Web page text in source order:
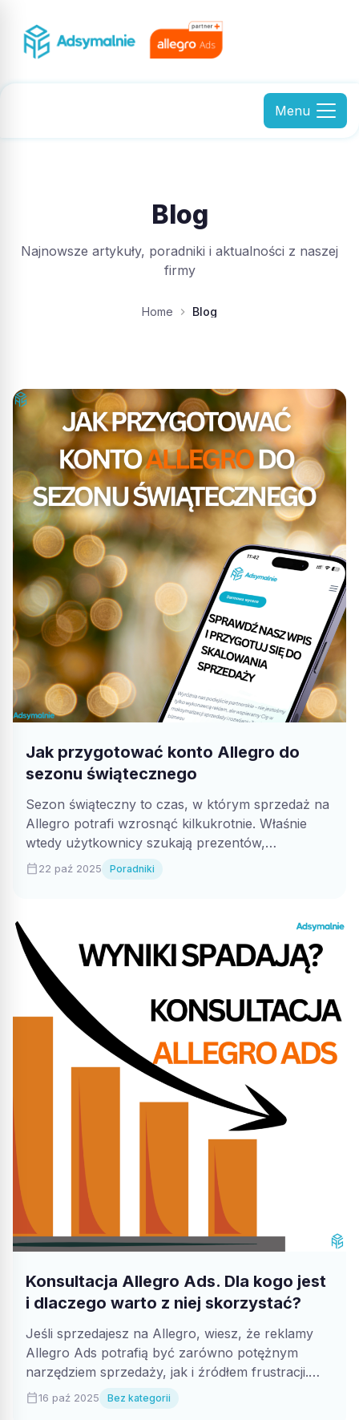
Menu
Blog
Najnowsze artykuły, poradniki i aktualności z naszej
firmy
Home Blog
Jak przygotować konto Allegro do
sezonu świątecznego
Sezon świąteczny to czas, w którym sprzedaż na
Allegro potrafi wzrosnąć kilkukrotnie. Właśnie
wtedy użytkownicy szukają prezentów,
akcesoriów świątecznych i...
calendar_today22 paź 2025 Poradniki
Konsultacja Allegro Ads. Dla kogo jest
i dlaczego warto z niej skorzystać?
Jeśli sprzedajesz na Allegro, wiesz, że reklamy
Allegro Ads potrafią być zarówno potężnym
narzędziem sprzedaży, jak i źródłem frustracji.
Zdarza...
calendar_today16 paź 2025 Bez kategorii